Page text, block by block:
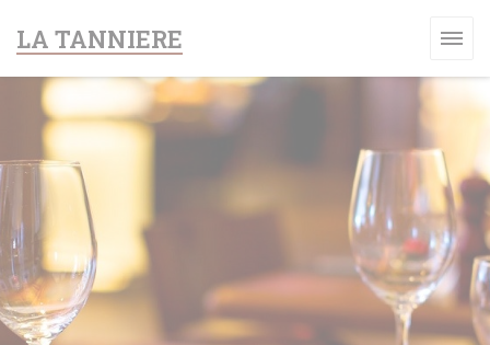
LA TANNIERE